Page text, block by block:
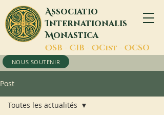
Associatio
Internationalis
Monastica
OSB - CIB - OCist - OCSO
NOUS SOUTENIR
Post
Toutes les actualités